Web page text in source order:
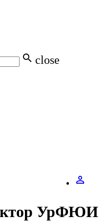
search close
perm_identity
УрФЮИ